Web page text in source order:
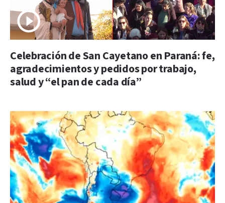
Celebración de San Cayetano en Paraná: fe,
agradecimientos y pedidos por trabajo,
salud y “el pan de cada día”